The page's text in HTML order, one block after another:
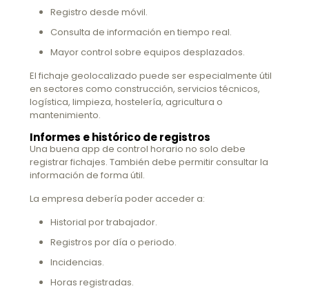
Registro desde móvil.
Consulta de información en tiempo real.
Mayor control sobre equipos desplazados.
El fichaje geolocalizado puede ser especialmente útil
en sectores como construcción, servicios técnicos,
logística, limpieza, hostelería, agricultura o
mantenimiento.
Informes e histórico de registros
Una buena app de control horario no solo debe
registrar fichajes. También debe permitir consultar la
información de forma útil.
La empresa debería poder acceder a:
Historial por trabajador.
Registros por día o periodo.
Incidencias.
Horas registradas.